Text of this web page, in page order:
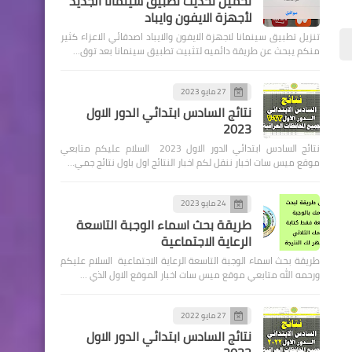
لأجهزة الايفون وايباد
تنزيل تطبيق سينمانا لاجهزة الايفون والايباد اصدقائي الاعزاء كثير
منكم يبحث عن طريقة دائميه لتثبيت تطبيق سينمانا بعد توق…
27 مايو 2023
نتائج السادس ابتدائي الدور الاول
2023
نتائج السادس ابتدائي الدور الاول 2023 السلام عليكم متابعي
موقع ميس سات اخبار ننقل لكم اخبار النتائج اول باول نتائج جمي…
24 مايو 2023
طريقة بحث اسماء الوجبة التاسعة
الرعاية الاجتماعية
طريقة بحث اسماء الوجبة التاسعة الرعاية الاجتماعية السلام عليكم
ورحمه الله متابعي موقع ميس سات اخبار الموقع الاول الذي …
27 مايو 2022
نتائج السادس ابتدائي الدور الاول
اخبار العامة
وزارة ‏التجارة تؤكد إمكانية
إضافة مواد جديدة ضمن السلة
الغذائية
اخبار العامة
الكفاح اليوم